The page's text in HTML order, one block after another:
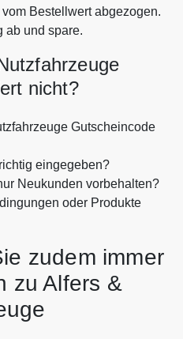
Bestellwert abgezogen.
ab und spare.
nicht?
Gutscheincode
eingegeben?
Neukunden vorbehalten?
oder Produkte
zudem immer
zu Alfers &